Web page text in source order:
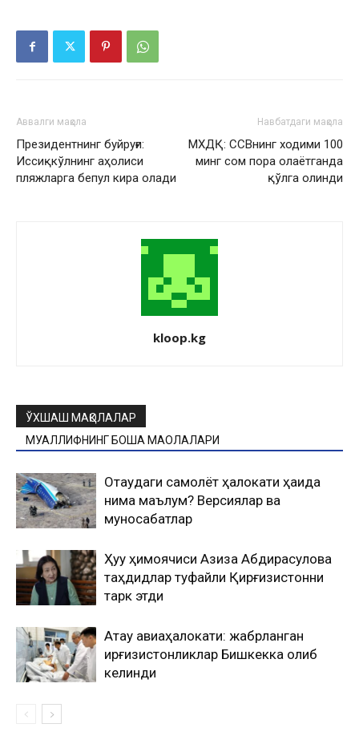
Аввалги мақола
Президентнинг буйруғи:
Иссиқкўлнинг аҳолиси
пляжларга бепул кира олади
Навбатдаги мақола
МХДҚ: ССВнинг ходими 100
минг сом пора олаётганда
қўлга олинди
kloop.kg
ЎХШАШ МАҚОЛАЛАР
МУАЛЛИФНИНГ БОШҚА МАҚОЛАЛАРИ
Оқтаудаги самолёт ҳалокати ҳақида
нима маълум? Версиялар ва
муносабатлар
Ҳуқуқ ҳимоячиси Азиза Абдирасулова
таҳдидлар туфайли Қирғизистонни
тарк этди
Ақтау авиаҳалокати: жабрланган
қирғизистонликлар Бишкекка олиб
келинди